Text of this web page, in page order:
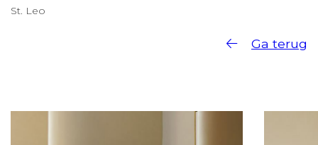
St. Leo
Ga terug